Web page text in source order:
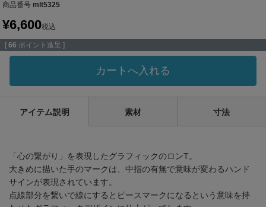
商品番号 mlt5325
¥6,600税込
[ 66 ポイント進呈 ]
カートへ入れる
アイテム説明 素材 寸法
「心の繋がり」を表現したグラフィックのロンT。
大きめに描いた手のマークは、中指の有無で意味が変わるハンド
サインが表現されています。
点線部分を繋いで線にするとピースマークになるという意味を持